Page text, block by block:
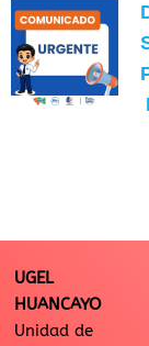
UGEL
HUANCAYO
Unidad de